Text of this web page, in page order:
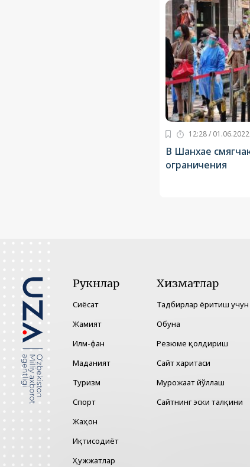
12:28 / 01.06.2022
В Шанхае
ограничения
Рукнлар
Сиёсат
Жамият
Илм-фан
Маданият
Туризм
Спорт
Жаҳон
Иқтисодиёт
Ҳужжатлар
Хизматлар
Тадбирлар ёритиш
Обуна
Резюме қолдириш
Сайт харитаси
Мурожаат йўллаш
Сайтнинг эски талқини